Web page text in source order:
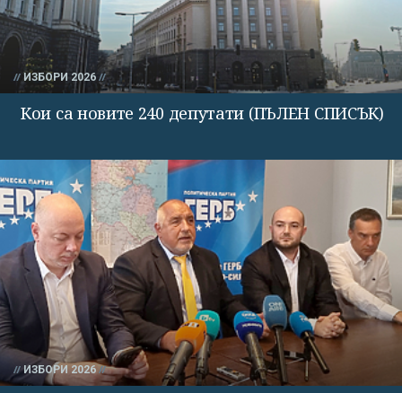
ИЗБОРИ 2026
Кои са новите 240 депутати (ПЪЛЕН СПИСЪК)
ИЗБОРИ 2026